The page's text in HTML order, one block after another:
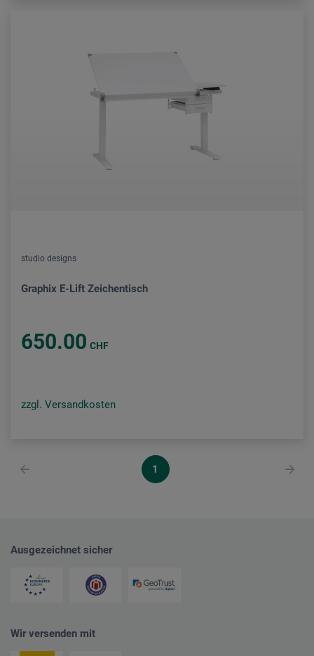
studio designs
Graphix E-Lift Zeichentisch
650.00 CHF
zzgl. Versandkosten
1
Ausgezeichnet sicher
Wir versenden mit